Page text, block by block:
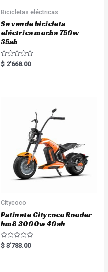
Bicicletas eléctricas
Se vende bicicleta
eléctrica mocha 750w
35ah
R
a
$ 2'668.00
Citycoco
Patinete Citycoco Rooder
hm8 3000w 40ah
R
a
$ 3'783.00